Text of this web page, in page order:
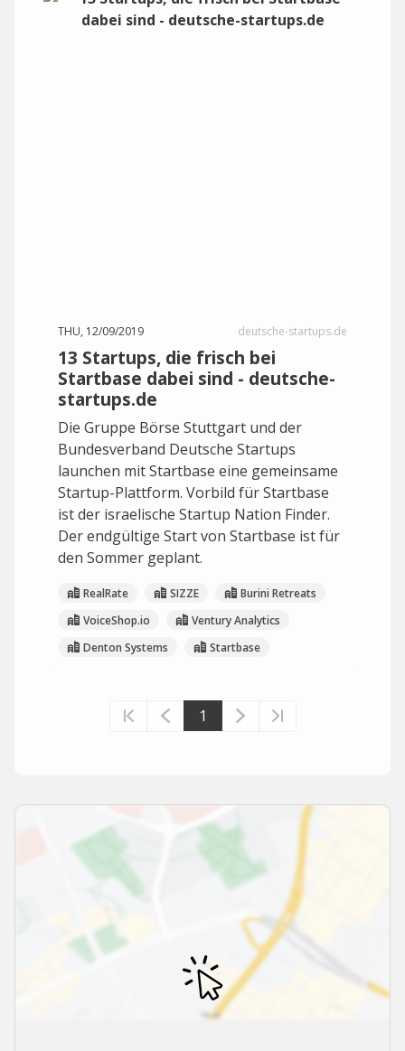
THU, 12/09/2019 deutsche-startups.de
13 Startups, die frisch bei
Startbase dabei sind - deutsche-
startups.de
Die Gruppe Börse Stuttgart und der
Bundesverband Deutsche Startups
launchen mit Startbase eine gemeinsame
Startup-Plattform. Vorbild für Startbase
ist der israelische Startup Nation Finder.
Der endgültige Start von Startbase ist für
den Sommer geplant.
RealRate SIZZE
Burini Retreats
VoiceShop.io
Ventury Analytics
Denton Systems
Startbase
1